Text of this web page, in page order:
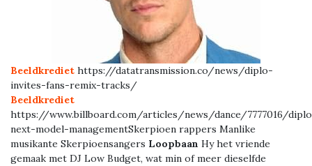
Beeldkrediet https://datatransmission.co/news/diplo-
invites-fans-remix-tracks/
Beeldkrediet
https://www.billboard.com/articles/news/dance/7777016/
next-model-managementSkerpioen rappers Manlike
musikante Skerpioensangers Loopbaan Hy het vriende
gemaak met DJ Low Budget, wat min of meer dieselfde